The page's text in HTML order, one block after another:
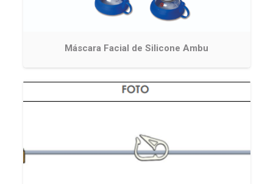
Máscara Facial de Silicone Ambu